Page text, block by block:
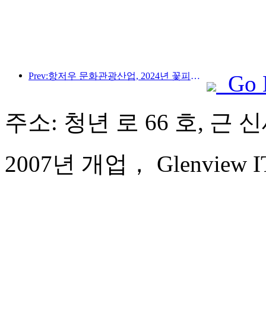
Prev:항저우 문화관광산업, 2024년 꽃피운다…문화부가가치 3400억 돌파, 유입 관광객 2배로 증가
Go
주소: 청년 로 66 호, 근
2007년 개업， Glenview